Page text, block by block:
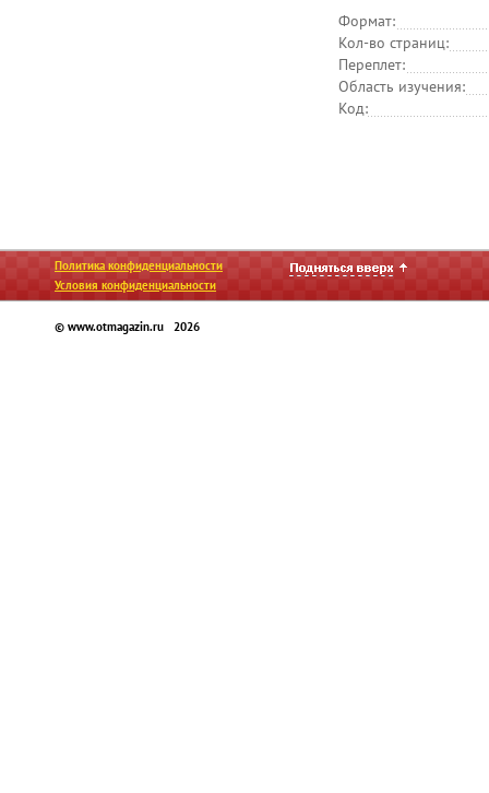
Формат:
Кол-во страниц:
Переплет:
Область изучения:
Код:
Политика конфиденциальности
Условия конфиденциальности
© www.otmagazin.ru 2026